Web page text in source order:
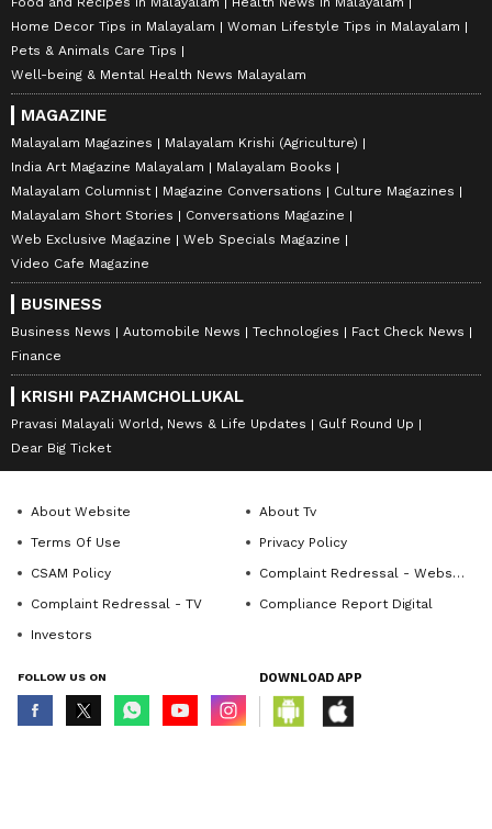
Home Decor Tips in Malayalam
Woman Lifestyle Tips in Malayalam
Pets & Animals Care Tips
Well-being & Mental Health News Malayalam
MAGAZINE
Malayalam Magazines
Malayalam Krishi (Agriculture)
India Art Magazine Malayalam
Malayalam Books
Malayalam Columnist
Magazine Conversations
Culture Magazines
Malayalam Short Stories
Conversations Magazine
Web Exclusive Magazine
Web Specials Magazine
Video Cafe Magazine
BUSINESS
Business News Automobile News Technologies
Fact Check News
Finance
KRISHI PAZHAMCHOLLUKAL
Pravasi Malayali World, News & Life Updates
Gulf Round Up
Dear Big Ticket
About Website
About Tv
Terms Of Use
Privacy Policy
CSAM Policy
Complaint Redressal - Website
Complaint Redressal - TV
Compliance Report Digital
Investors
FOLLOW US ON DOWNLOAD APP